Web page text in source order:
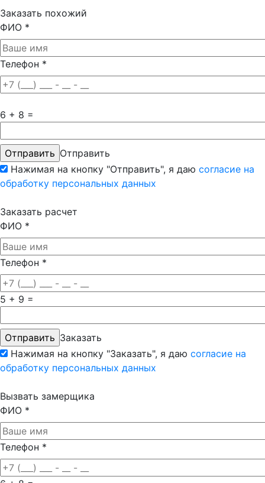
Заказать похожий
ФИО *
Телефон *
6 + 8 =
Отправить
Нажимая на кнопку "Отправить", я даю согласие на
обработку персональных данных
Заказать расчет
ФИО *
Телефон *
5 + 9 =
Заказать
Нажимая на кнопку "Заказать", я даю согласие на
обработку персональных данных
Вызвать замерщика
ФИО *
Телефон *